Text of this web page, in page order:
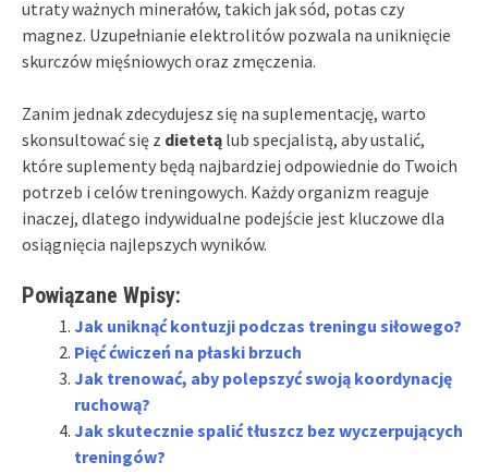
utraty ważnych minerałów, takich jak sód, potas czy
magnez. Uzupełnianie elektrolitów pozwala na uniknięcie
skurczów mięśniowych oraz zmęczenia.
Zanim jednak zdecydujesz się na suplementację, warto
skonsultować się z dietetą lub specjalistą, aby ustalić,
które suplementy będą najbardziej odpowiednie do Twoich
potrzeb i celów treningowych. Każdy organizm reaguje
inaczej, dlatego indywidualne podejście jest kluczowe dla
osiągnięcia najlepszych wyników.
Powiązane Wpisy:
Jak uniknąć kontuzji podczas treningu siłowego?
Pięć ćwiczeń na płaski brzuch
Jak trenować, aby polepszyć swoją koordynację
ruchową?
Jak skutecznie spalić tłuszcz bez wyczerpujących
treningów?